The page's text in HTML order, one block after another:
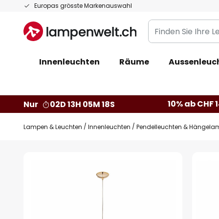
Europas grösste Markenauswahl
Zum
springen
Finden
Sie
Leuchte...
Innenleuchten Räume
Nur
02D 13H 05M 17S 10% ab CHF
Lampen & Leuchten Innenleuchten Pendelleuchten &